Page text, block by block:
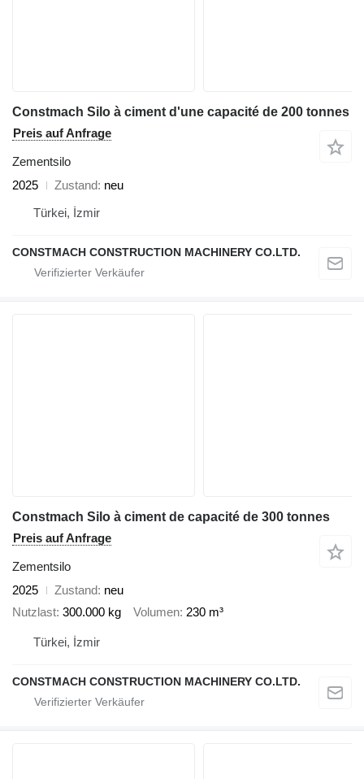
Constmach Silo à ciment d'une capacité de 200 tonnes
Preis auf Anfrage
Zementsilo
2025
Zustand neu
Türkei, İzmir
CONSTMACH CONSTRUCTION MACHINERY CO.LTD.
Constmach Silo à ciment de capacité de 300 tonnes
Preis auf Anfrage
Zementsilo
2025
Zustand neu
Nutzlast 300.000 kg Volumen 230 m³
Türkei, İzmir
CONSTMACH CONSTRUCTION MACHINERY CO.LTD.